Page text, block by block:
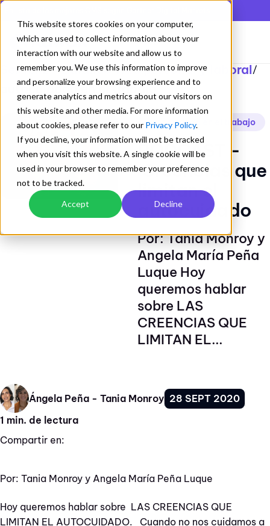
This website stores cookies on your computer,
which are used to collect information about your
interaction with our website and allow us to
remember you. We use this information to improve
and personalize your browsing experience and to
generate analytics and metrics about our visitors on
this website and other media. For more information
about cookies, please refer to our Privacy Policy.
If you decline, your information will not be tracked
when you visit this website. A single cookie will be
used in your browser to remember your preference
not to be tracked.
Accept Decline
Ser feliz - Balance vida personal y laboral/
autocuidado en el trabajo
autocuidado en el trabajo
PODCAST -
Creencias que
limitan el
autocuidado
Por: Tania Monroy y
Angela María Peña
Luque Hoy
queremos hablar
sobre LAS
CREENCIAS QUE
LIMITAN EL...
Ángela Peña - Tania Monroy 28 SEPT 2020
1 min. de lectura
Compartir en:
Por: Tania Monroy y Angela María Peña Luque
Hoy queremos hablar sobre LAS CREENCIAS QUE
LIMITAN EL AUTOCUIDADO. Cuando no nos cuidamos a